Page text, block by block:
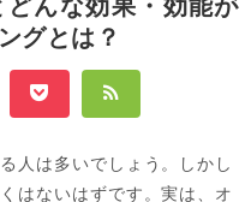
んな効果・効能が
グとは？
人は多いでしょう。しかし
はないはずです。実は、オ